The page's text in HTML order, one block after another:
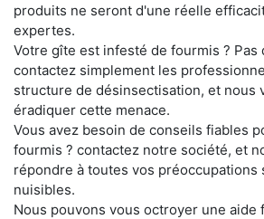
produits ne seront d'une réelle
expertes.
Votre gîte est infesté de fourmis ? Pas
contactez simplement les
structure de désinsectisation, et nous
éradiquer cette menace.
Vous avez besoin de conseils fiables
fourmis ? contactez notre société, et
répondre à toutes vos préoccupations
nuisibles.
Nous pouvons vous octroyer une aide